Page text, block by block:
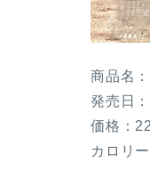
商品名
発売日
価格：
カロリ